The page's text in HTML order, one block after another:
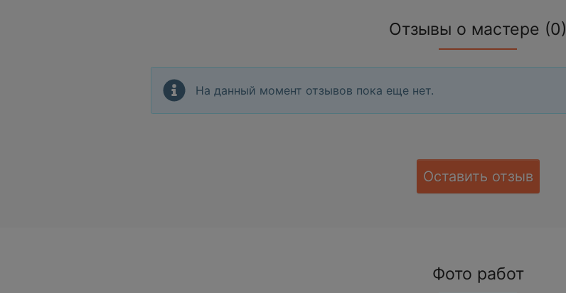
Отзывы о мастере (0)
На данный момент отзывов пока еще нет.
Оставить отзыв
Фото работ